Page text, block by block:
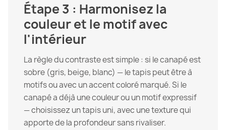
Étape 3 : Harmonisez la
couleur et le motif avec
l'intérieur
La règle du contraste est simple : si le canapé est
sobre (gris, beige, blanc) — le tapis peut être à
motifs ou avec un accent coloré marqué. Si le
canapé a déjà une couleur ou un motif expressif
— choisissez un tapis uni, avec une texture qui
apporte de la profondeur sans rivaliser.